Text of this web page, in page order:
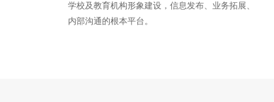
学校及教育机构形象建设，信息发布、业务拓展、
内部沟通的根本平台。